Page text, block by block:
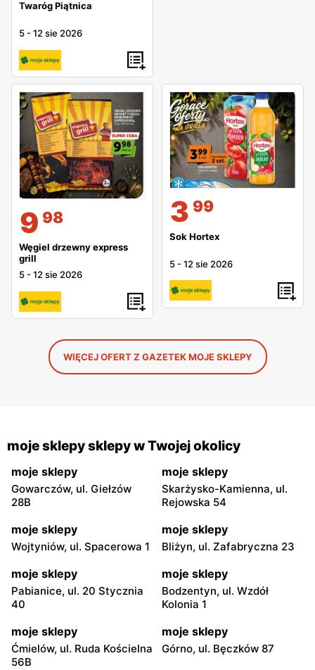
Twaróg Piątnica
5 -12 sie 2026
9 98
Węgiel drzewny express
grill
5 -12 sie 2026
3 99
Sok Hortex
5 -12 sie 2026
WIĘCEJ OFERT Z GAZETEK MOJE SKLEPY
moje sklepy sklepy w Twojej okolicy
moje sklepy
Gowarczów, ul. Giełzów
28B
moje sklepy
Skarżysko-Kamienna, ul.
Rejowska 54
moje sklepy
Wojtyniów, ul. Spacerowa 1
moje sklepy
Bliżyn, ul. Zafabryczna 23
moje sklepy
Pabianice, ul. 20 Stycznia
40
moje sklepy
Bodzentyn, ul. Wzdół
Kolonia 1
moje sklepy
Ćmielów, ul. Ruda Kościelna
56B
moje sklepy
Górno, ul. Bęczków 87